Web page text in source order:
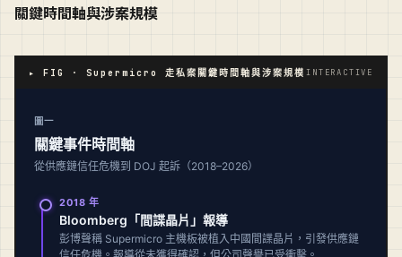
關鍵時間軸與涉案規模
▸ FIG · Supermicro 走私案關鍵時間軸與涉案規模 INTERACTIVE